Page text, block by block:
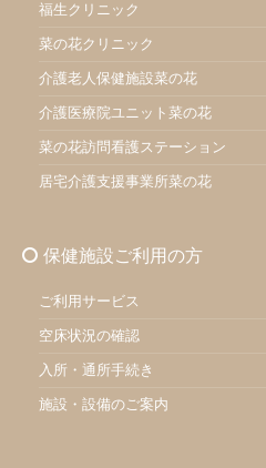
福生クリニック
菜の花クリニック
介護老人保健施設菜の花
介護医療院ユニット菜の花
菜の花訪問看護ステーション
居宅介護支援事業所菜の花
保健施設ご利用の方
ご利用サービス
空床状況の確認
入所・通所手続き
施設・設備のご案内